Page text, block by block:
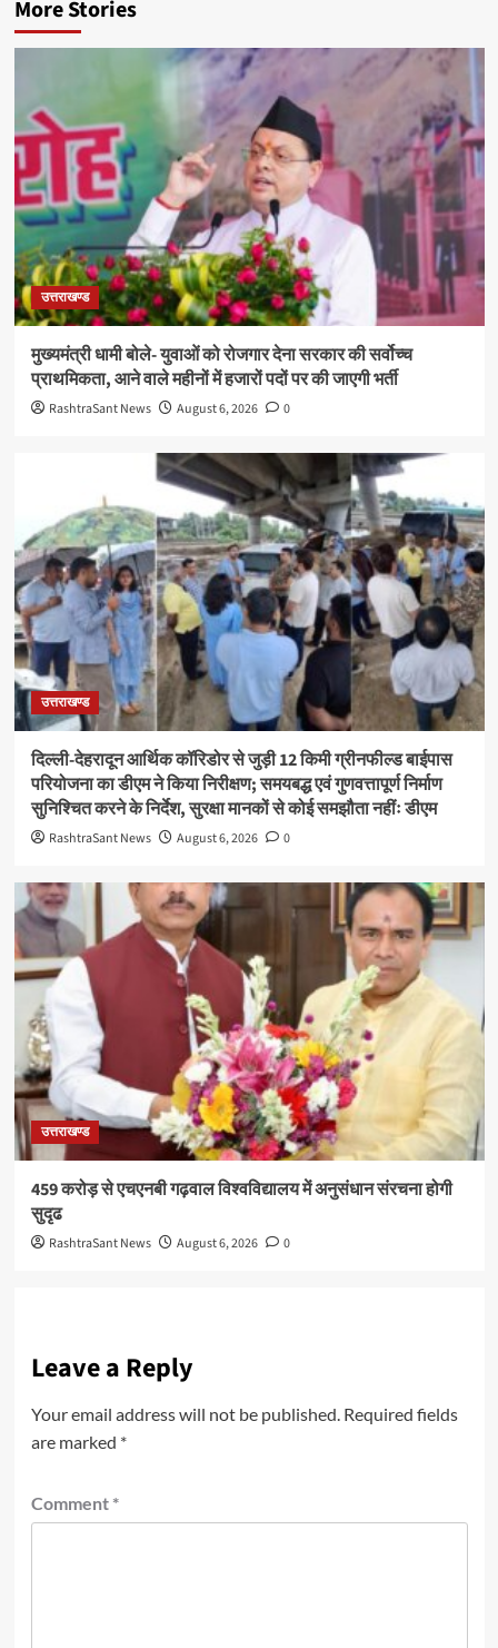
More Stories
उत्तराखण्ड
मुख्यमंत्री धामी बोले- युवाओं को रोजगार देना सरकार की सर्वोच्च
प्राथमिकता, आने वाले महीनों में हजारों पदों पर की जाएगी भर्ती
RashtraSant News August 6, 2026 0
उत्तराखण्ड
दिल्ली-देहरादून आर्थिक कॉरिडोर से जुड़ी 12 किमी ग्रीनफील्ड बाईपास
परियोजना का डीएम ने किया निरीक्षण; समयबद्ध एवं गुणवत्तापूर्ण निर्माण
सुनिश्चित करने के निर्देश, सुरक्षा मानकों से कोई समझौता नहींः डीएम
RashtraSant News August 6, 2026 0
उत्तराखण्ड
459 करोड़ से एचएनबी गढ़वाल विश्वविद्यालय में अनुसंधान संरचना होगी
सुदृढ
RashtraSant News August 6, 2026 0
Leave a Reply
Your email address will not be published. Required fields
are marked *
Comment *